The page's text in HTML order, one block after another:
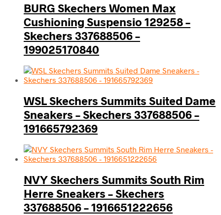
BURG Skechers Women Max
Cushioning Suspensio 129258 –
Skechers 337688506 –
199025170840
WSL Skechers Summits Suited Dame
Sneakers – Skechers 337688506 –
191665792369
NVY Skechers Summits South Rim
Herre Sneakers – Skechers
337688506 – 1916651222656